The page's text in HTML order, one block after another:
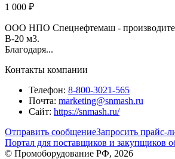
1 000 ₽
ООО НПО Спецнефтемаш -
В-20 м3.
Благодаря...
Контакты компании
Телефон: 8-800-3021-565
Почта: marketing@snmash.ru
Сайт: https://snmash.ru/
Отправить сообщениеЗапросить прайс-
Портал для поставщиков и закупщиков
© Промоборудование РФ, 2026